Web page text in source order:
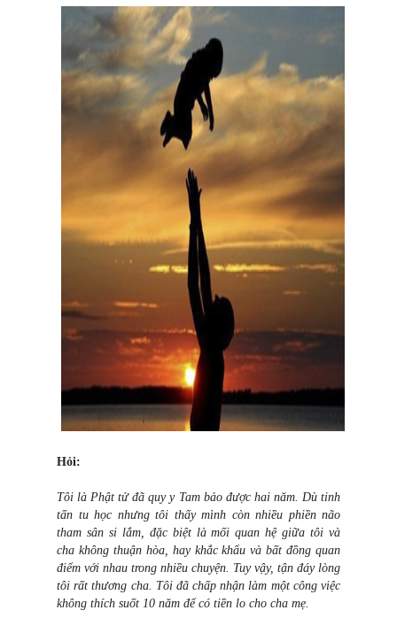
Hỏi:
Tôi là Phật tử đã quy y Tam bảo được hai năm. Dù tinh
tấn tu học nhưng tôi thấy mình còn nhiều phiền não
tham sân si lắm, đặc biệt là mối quan hệ giữa tôi và
cha không thuận hòa, hay khắc khẩu và bất đồng quan
điểm với nhau trong nhiều chuyện. Tuy vậy, tận đáy lòng
tôi rất thương cha. Tôi đã chấp nhận làm một công việc
không thích suốt 10 năm để có tiền lo cho cha mẹ.